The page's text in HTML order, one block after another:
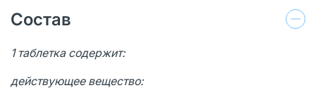
Состав
1 таблетка содержит:
действующее вещество: